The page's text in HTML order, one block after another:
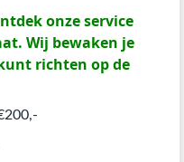
onze service
Wij bewaken je
richten op de